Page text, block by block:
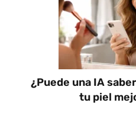
¿Puede una IA
tu piel